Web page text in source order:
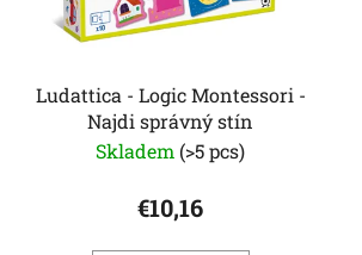
Ludattica - Logic Montessori -
Najdi správný stín
Skladem (>5 pcs)
€10,16